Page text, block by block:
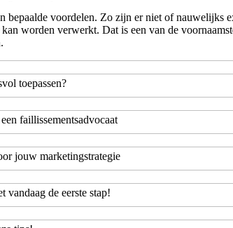
bepaalde voordelen. Zo zijn er niet of
worden verwerkt. Dat is een van de
toepassen?
faillissementsadvocaat
jouw marketingstrategie
vandaag de eerste stap!